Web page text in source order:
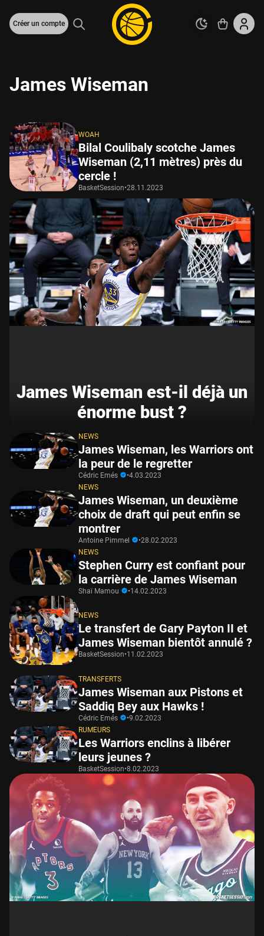
Créer un compte
James Wiseman
WOAH
Bilal Coulibaly scotche James
Wiseman (2,11 mètres) près du
cercle !
BasketSession•28.11.2023
James Wiseman est-il déjà un
énorme bust ?
NEWS
James Wiseman, les Warriors ont
la peur de le regretter
Cédric Emés •4.03.2023
NEWS
James Wiseman, un deuxième
choix de draft qui peut enfin se
montrer
Antoine Pimmel •28.02.2023
NEWS
Stephen Curry est confiant pour
la carrière de James Wiseman
Shaï Mamou •14.02.2023
NEWS
Le transfert de Gary Payton II et
James Wiseman bientôt annulé ?
BasketSession•11.02.2023
TRANSFERTS
James Wiseman aux Pistons et
Saddiq Bey aux Hawks !
Cédric Emés •9.02.2023
RUMEURS
Les Warriors enclins à libérer
leurs jeunes ?
BasketSession•8.02.2023